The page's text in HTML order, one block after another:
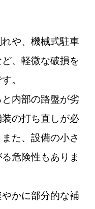
や、機械式駐車
、軽微な破損を
。
内部の路盤が劣
の打ち直しが必
た、設備の小さ
危険性もありま
かに部分的な補